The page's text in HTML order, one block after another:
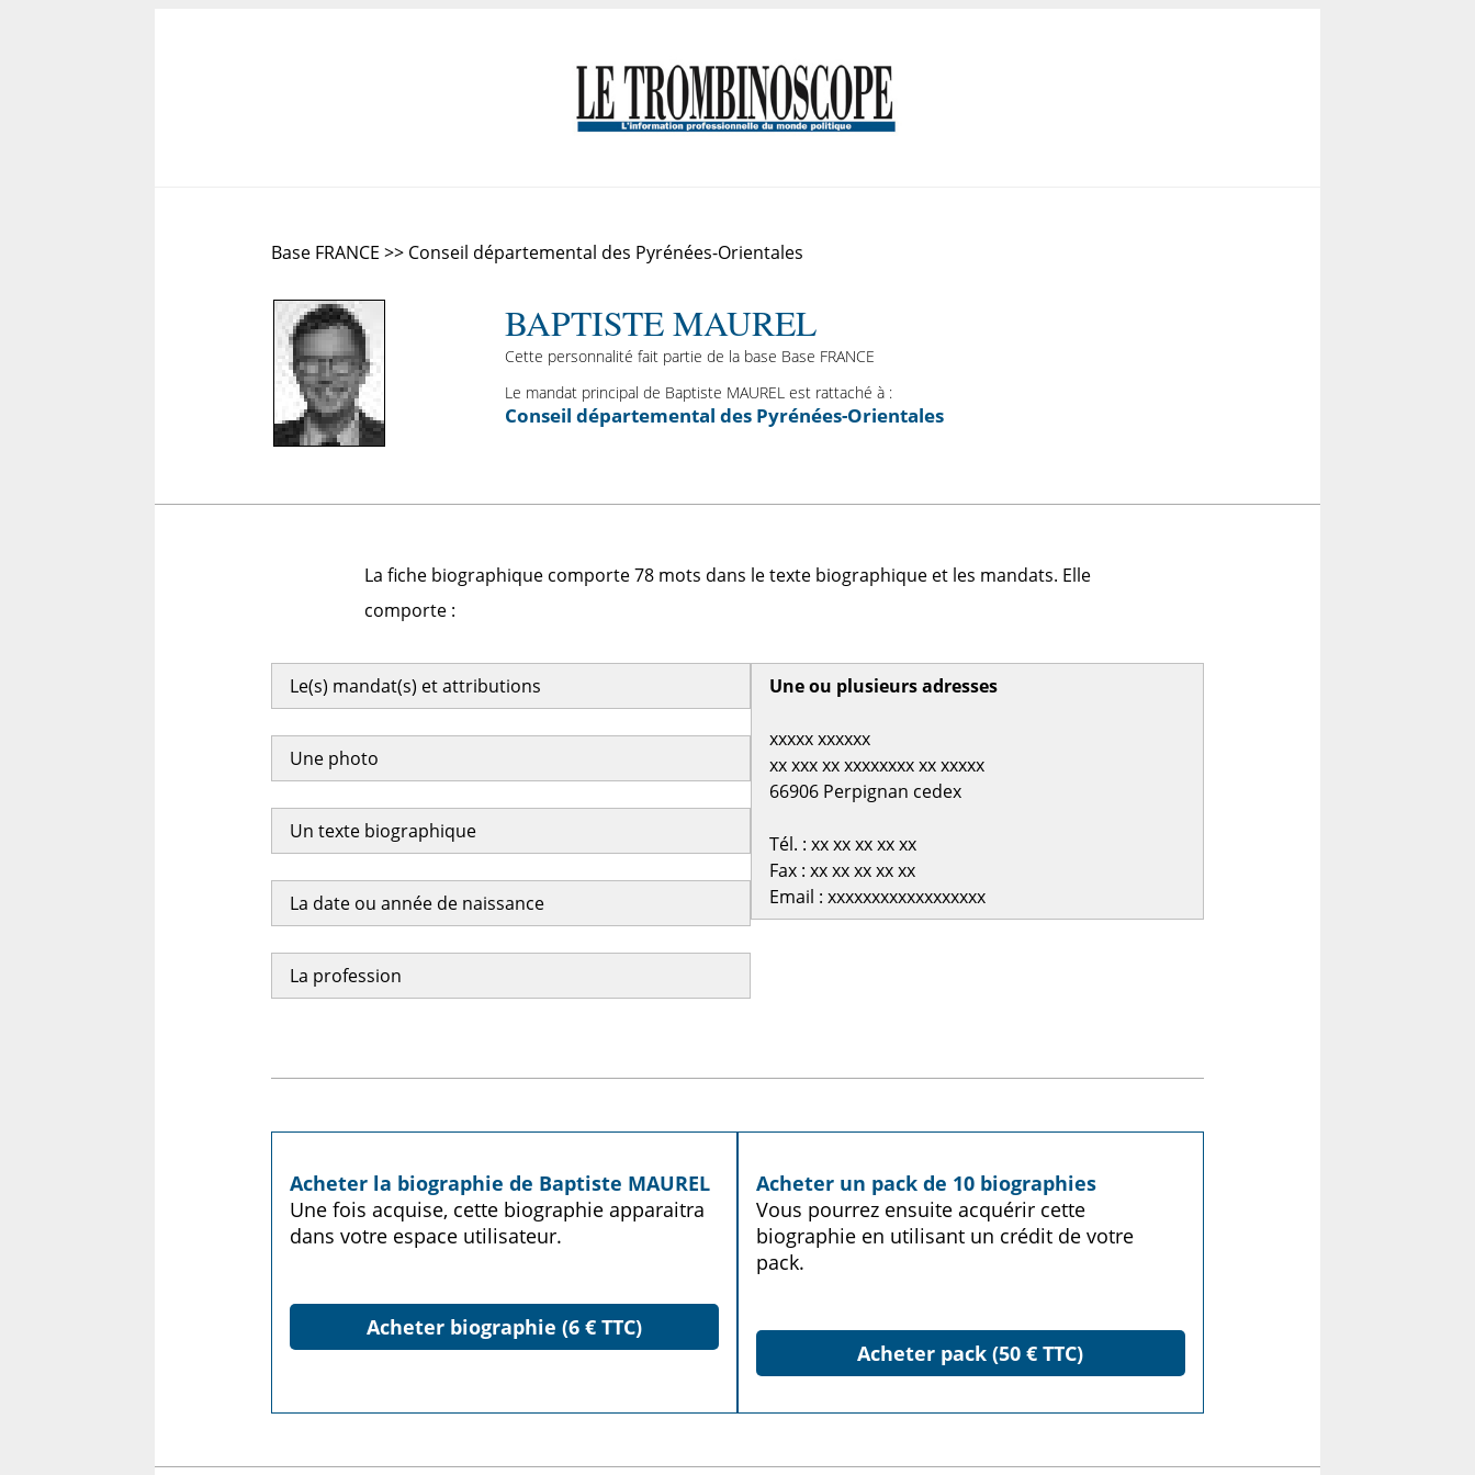
Base FRANCE >> Conseil départemental des Pyrénées-Orientales
BAPTISTE MAUREL
Cette personnalité fait partie de la base Base FRANCE
Le mandat principal de Baptiste MAUREL est rattaché à :
Conseil départemental des Pyrénées-Orientales
La fiche biographique comporte 78 mots dans le texte biographique et les mandats. Elle
comporte :
Le(s) mandat(s) et attributions
Une photo
Un texte biographique
La date ou année de naissance
La profession
Une ou plusieurs adresses
xxxxx xxxxxx
xx xxx xx xxxxxxxx xx xxxxx
66906 Perpignan cedex
Tél. : xx xx xx xx xx
Fax : xx xx xx xx xx
Email : xxxxxxxxxxxxxxxxxx
Acheter la biographie de Baptiste MAUREL
Une fois acquise, cette biographie apparaitra
dans votre espace utilisateur.
Acheter biographie (6 € TTC)
Acheter un pack de 10 biographies
Vous pourrez ensuite acquérir cette
biographie en utilisant un crédit de votre
pack.
Acheter pack (50 € TTC)